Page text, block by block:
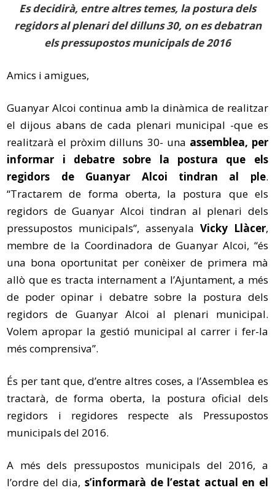
Es decidirà, entre altres temes, la postura dels
regidors al plenari del dilluns 30, on es debatran
els pressupostos municipals de 2016
Amics i amigues,
Guanyar Alcoi continua amb la dinàmica de realitzar
el dijous abans de cada plenari municipal -que es
realitzarà el pròxim dilluns 30- una assemblea, per
informar i debatre sobre la postura que els
regidors de Guanyar Alcoi tindran al ple.
“Tractarem de forma oberta, la postura que els
regidors de Guanyar Alcoi tindran al plenari dels
pressupostos municipals”, assenyala Vicky Llàcer,
membre de la Coordinadora de Guanyar Alcoi, “és
una bona oportunitat per conèixer de primera mà
allò que es tracta internament a l’Ajuntament, a més
de poder opinar i debatre sobre la postura dels
regidors de Guanyar Alcoi al plenari municipal.
Volem apropar la gestió municipal al carrer i fer-la
més comprensiva”.
És per tant que, d’entre altres coses, a l’Assemblea es
tractarà, de forma oberta, la postura oficial dels
regidors i regidores respecte als Pressupostos
municipals del 2016.
A més dels pressupostos municipals del 2016, a
l’ordre del dia, s’informarà de l’estat actual en el